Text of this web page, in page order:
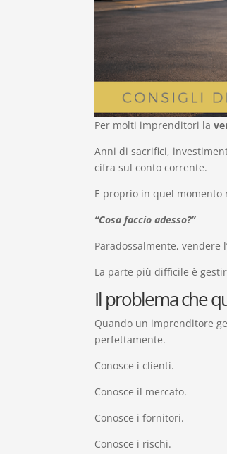
Per molti imprenditori la
Anni di sacrifici,
cifra sul conto corrente.
E proprio in quel momento
“Cosa faccio adesso?”
Paradossalmente, vendere
La parte più difficile è
Il problema che
Quando un imprenditore
perfettamente.
Conosce i clienti.
Conosce il mercato.
Conosce i fornitori.
Conosce i rischi.